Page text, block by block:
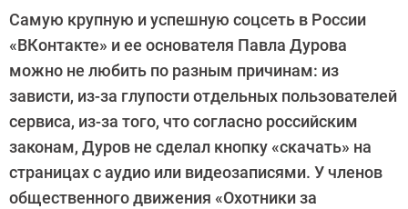
Самую крупную и успешную соцсеть в России
«ВКонтакте» и ее основателя Павла Дурова
можно не любить по разным причинам: из
зависти, из-за глупости отдельных пользователей
сервиса, из-за того, что согласно российским
законам, Дуров не сделал кнопку «скачать» на
страницах с аудио или видеозаписями. У членов
общественного движения «Охотники за